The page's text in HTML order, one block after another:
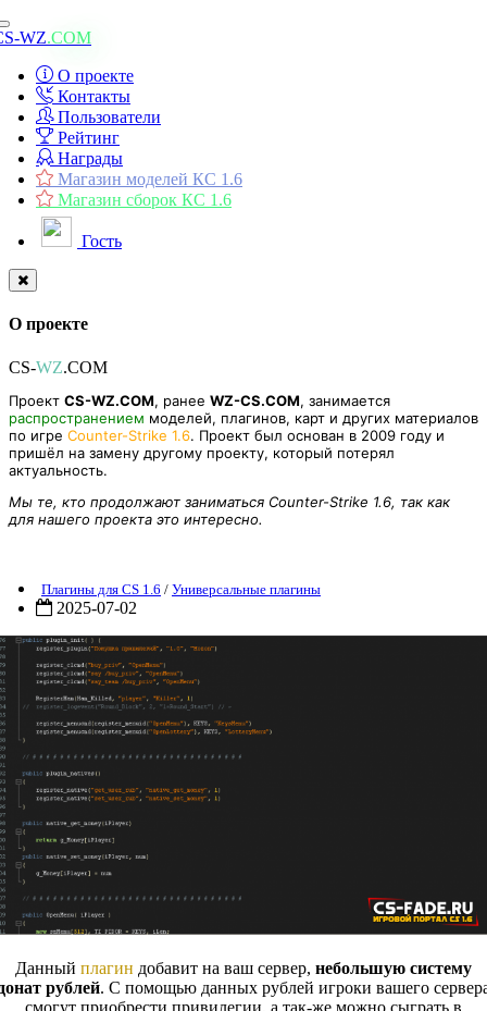
Toggle
navigation
WZ.COM
О проекте
Контакты
Пользователи
Рейтинг
Награды
Магазин моделей КС 1.6
Магазин сборок КС 1.6
Гость
О проекте
CS-WZ.COM
Проект CS-WZ.COM, ранее WZ-CS.COM, занимается
распространением моделей, плагинов, карт и других материалов
по игре Counter-Strike 1.6. Проект был основан в 2009 году и
пришёл на замену другому проекту, который потерял
актуальность.
Мы те, кто продолжают заниматься Counter-Strike 1.6, так как
для нашего проекта это интересно.
Плагины для CS 1.6 / Универсальные плагины
2025-07-02
Данный плагин добавит на ваш сервер, небольшую систему
рублей. С помощью данных рублей игроки вашего
смогут приобрести привилегии, а так-же можно сыграть в